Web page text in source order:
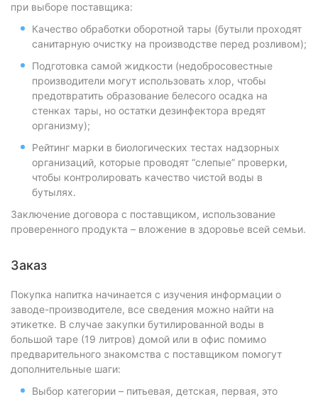
при выборе поставщика:
Качество обработки оборотной тары (бутыли проходят
санитарную очистку на производстве перед розливом);
Подготовка самой жидкости (недобросовестные
производители могут использовать хлор, чтобы
предотвратить образование белесого осадка на
стенках тары, но остатки дезинфектора вредят
организму);
Рейтинг марки в биологических тестах надзорных
организаций, которые проводят “слепые” проверки,
чтобы контролировать качество чистой воды в
бутылях.
Заключение договора с поставщиком, использование
проверенного продукта – вложение в здоровье всей семьи.
Заказ
Покупка напитка начинается с изучения информации о
заводе-производителе, все сведения можно найти на
этикетке. В случае закупки бутилированной воды в
большой таре (19 литров) домой или в офис помимо
предварительного знакомства с поставщиком помогут
дополнительные шаги:
Выбор категории – питьевая, детская, первая, это